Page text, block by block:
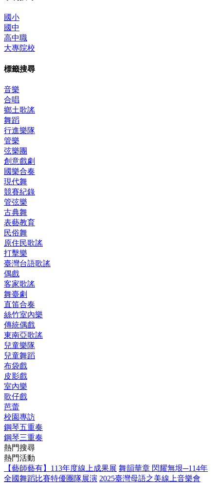
國小
國中
高中職
大專院校
標籤搜尋
音樂
合唱
鄉土歌謠
舞蹈
行進樂隊
管樂
弦樂團
創意戲劇
國樂合奏
現代舞
競賽紀錄
管弦樂
古典舞
表藝教育
民俗舞
原住民歌謠
打擊樂
臺灣台語歌謠
偶戲
客家歌謠
舞臺劇
直笛合奏
絲竹室內樂
傳統偶戲
東南亞歌謠
兒童樂隊
兒童舞蹈
布袋戲
皮影戲
室內樂
歌仔戲
芭蕾
校園專訪
鋼琴五重奏
鋼琴三重奏
熱門搜尋
熱門活動
【藝師藝有】113年度線上成果展 舞韻華章 閃耀無垠─114年
全國舞蹈比賽特優團隊展演 2025臺灣母語之美線上音樂會